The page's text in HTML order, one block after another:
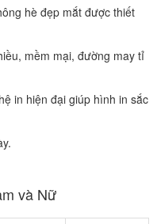
hè đẹp mắt được thiết
mềm mại, đường may tỉ
in hiện đại giúp hình in sắc
và Nữ